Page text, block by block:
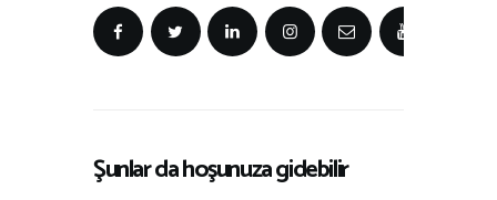
Şunlar da hoşunuza gidebilir